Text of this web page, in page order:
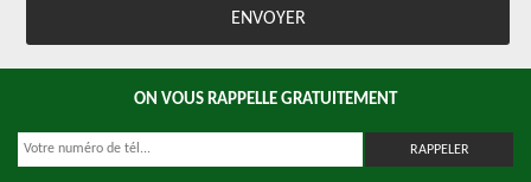
ON VOUS RAPPELLE GRATUITEMENT